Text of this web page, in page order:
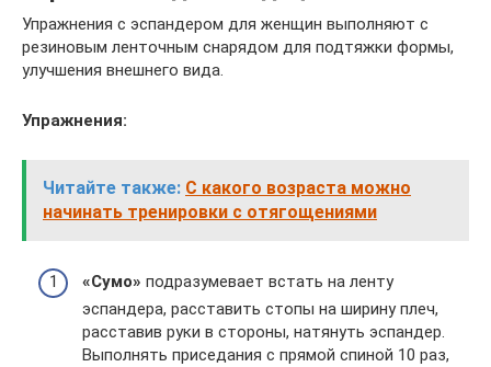
Упражнения с эспандером для женщин выполняют с
резиновым ленточным снарядом для подтяжки формы,
улучшения внешнего вида.
Упражнения:
Читайте также: С какого возраста можно
начинать тренировки с отягощениями
«Сумо» подразумевает встать на ленту
эспандера, расставить стопы на ширину плеч,
расставив руки в стороны, натянуть эспандер.
Выполнять приседания с прямой спиной 10 раз,